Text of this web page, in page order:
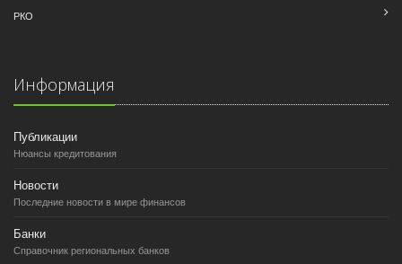
РКО
Информация
Публикации
Нюансы кредитования
Новости
Последние новости в мире финансов
Банки
Справочник региональных банков